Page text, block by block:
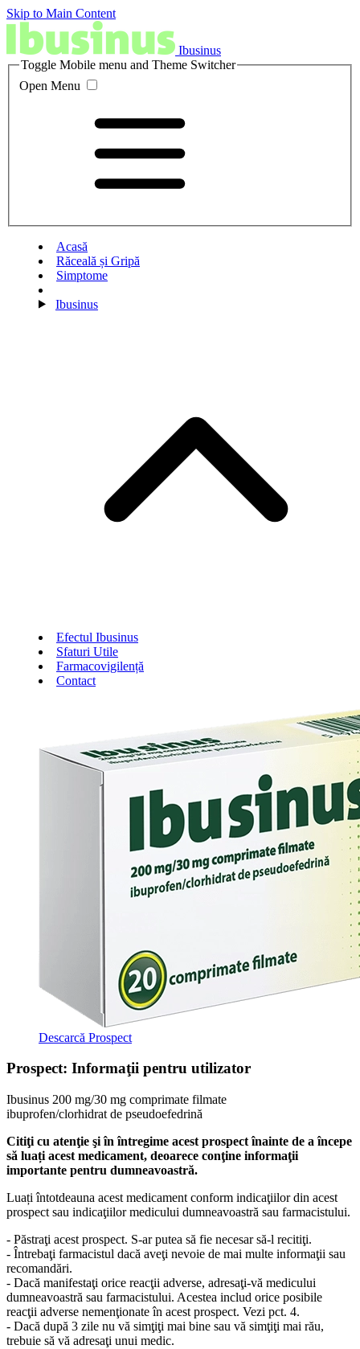
Skip to Main Content
Ibusinus
Toggle Mobile menu and Theme Switcher
Open Menu
Acasă
Răceală și Gripă
Simptome
Ibusinus
Efectul Ibusinus
Sfaturi Utile
Farmacovigilență
Contact
Descarcă Prospect
Prospect: Informaţii pentru utilizator
Ibusinus 200 mg/30 mg comprimate filmate
ibuprofen/clorhidrat de pseudoefedrină
Citiţi cu atenţie şi în întregime acest prospect înainte de a începe
să luați acest medicament, deoarece conţine informaţii
importante pentru dumneavoastră.
Luați întotdeauna acest medicament conform indicaţiilor din acest
prospect sau indicaţiilor medicului dumneavoastră sau farmacistului.
- Păstraţi acest prospect. S-ar putea să fie necesar să-l recitiţi.
- Întrebaţi farmacistul dacă aveţi nevoie de mai multe informaţii sau
recomandări.
- Dacă manifestaţi orice reacţii adverse, adresaţi-vă medicului
dumneavoastră sau farmacistului. Acestea includ orice posibile
reacţii adverse nemenţionate în acest prospect. Vezi pct. 4.
- Dacă după 3 zile nu vă simţiţi mai bine sau vă simţiţi mai rău,
trebuie să vă adresaţi unui medic.